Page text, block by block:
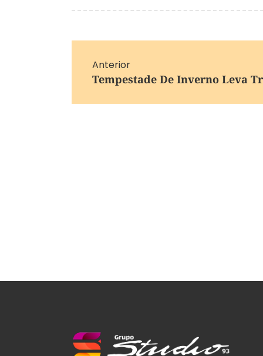
Anterior